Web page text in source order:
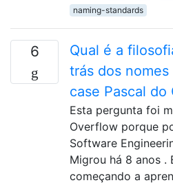
naming-standards
6
Qual é a
trás dos
case Pascal do
Esta pergunta foi
Overflow porque
Software
Migrou há 8 anos .
começando a